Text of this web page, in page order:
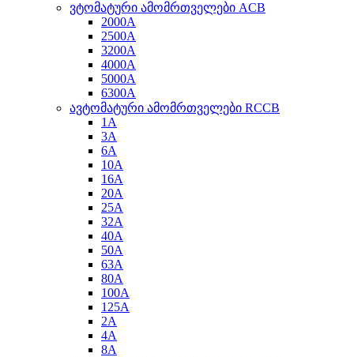
ვტომატური ამომრთველები ACB
2000A
2500A
3200A
4000A
5000A
6300A
ავტომატური ამომრთველები RCCB
1A
3A
6A
10A
16A
20A
25A
32A
40A
50A
63A
80A
100A
125A
2A
4A
8A